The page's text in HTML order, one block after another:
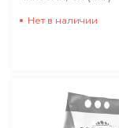
Нет в наличии